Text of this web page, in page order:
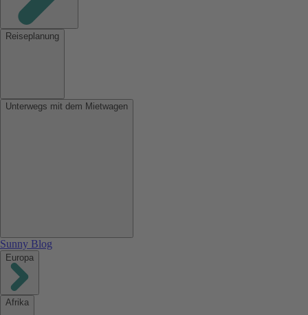
Reiseplanung
Unterwegs mit dem Mietwagen
Sunny Blog
Europa
Afrika